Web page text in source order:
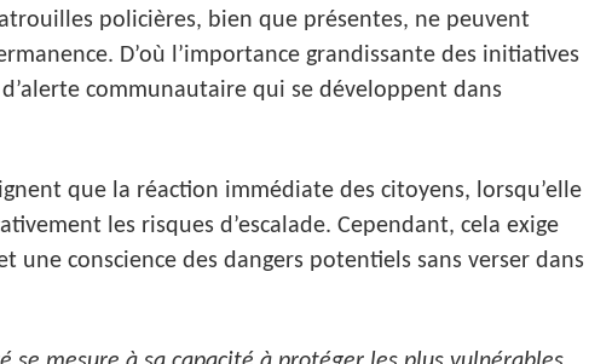
policières, bien que présentes, ne peuvent
D’où l’importance grandissante des initiatives
communautaire qui se développent dans
que la réaction immédiate des citoyens, lorsqu’elle
les risques d’escalade. Cependant, cela exige
une conscience des dangers potentiels sans verser dans